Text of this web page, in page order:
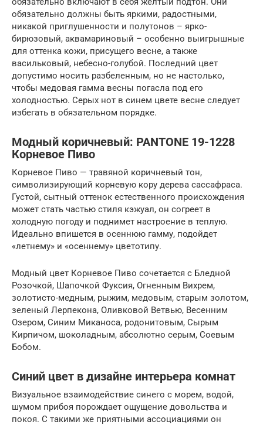
обязательно должны быть яркими, радостными,
никакой приглушенности и полутонов – ярко-
бирюзовый, аквамариновый – особенно выигрышные
для оттенка кожи, присущего весне, а также
васильковый, небесно-голубой. Последний цвет
допустимо носить разбеленным, но не настолько,
чтобы медовая гамма весны погасла под его
холодностью. Серых нот в синем цвете весне следует
избегать в обязательном порядке.
Модный коричневый: PANTONE 19-1228
Корневое Пиво
Корневое Пиво — травяной коричневый тон,
символизирующий корневую кору дерева сассафраса.
Густой, сытный оттенок естественного происхождения
может стать частью стиля кэжуал, он согреет в
холодную погоду и поднимет настроение в теплую.
Идеально впишется в осеннюю гамму, подойдет
«летнему» и «осеннему» цветотипу.
Модный цвет Корневое Пиво сочетается с Бледной
Розочкой, Шапочкой Фуксия, Огненным Вихрем,
золотисто-медным, рыжим, медовым, старым золотом,
зеленый Лерпекона, Оливковой Ветвью, Весенним
Озером, Синим Миканоса, родонитовым, Сырым
Кирпичом, шоколадным, абсолютно серым, Соевым
Бобом.
Синий цвет в дизайне интерьера комнат
Визуальное взаимодействие синего с морем, водой,
шумом прибоя порождает ощущение довольства и
покоя. С такими же приятными ассоциациями он